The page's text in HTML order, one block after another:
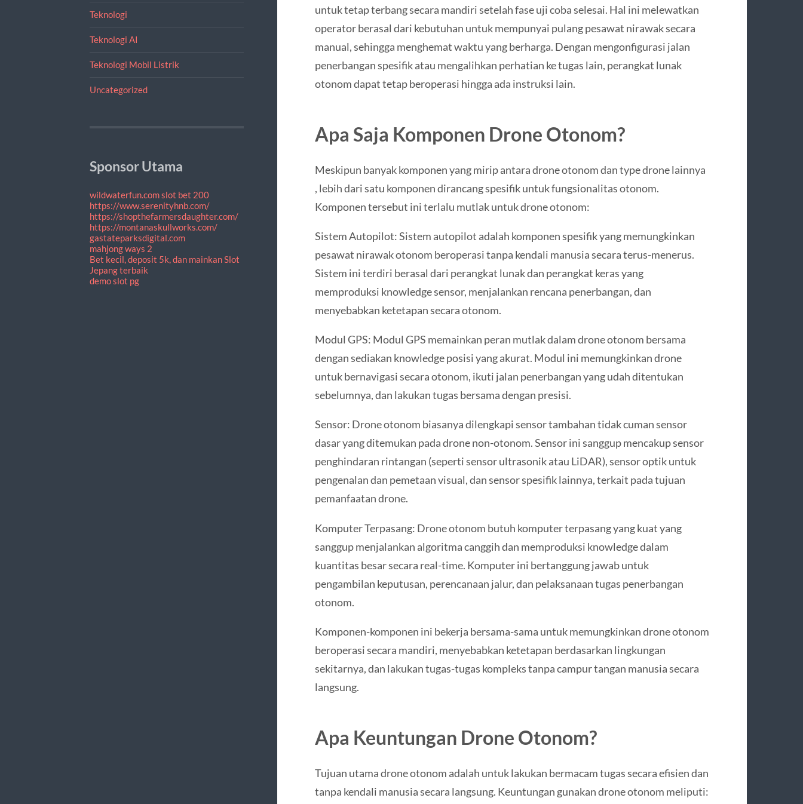
Teknologi
Teknologi AI
Teknologi Mobil Listrik
Uncategorized
Sponsor Utama
wildwaterfun.comslot bet 200
https://www.serenityhnb.com/
https://shopthefarmersdaughter.com/
https://montanaskullworks.com/
gastateparksdigital.com
mahjong ways 2
Bet kecil, deposit 5k, dan mainkan Slot
Jepang terbaik
demo slot pg
untuk tetap terbang secara mandiri setelah fase uji coba selesai. Hal ini melewatkan
operator berasal dari kebutuhan untuk mempunyai pulang pesawat nirawak secara
manual, sehingga menghemat waktu yang berharga. Dengan mengonfigurasi jalan
penerbangan spesifik atau mengalihkan perhatian ke tugas lain, perangkat lunak
otonom dapat tetap beroperasi hingga ada instruksi lain.
Apa Saja Komponen Drone Otonom?
Meskipun banyak komponen yang mirip antara drone otonom dan type drone lainnya
, lebih dari satu komponen dirancang spesifik untuk fungsionalitas otonom.
Komponen tersebut ini terlalu mutlak untuk drone otonom:
Sistem Autopilot: Sistem autopilot adalah komponen spesifik yang memungkinkan
pesawat nirawak otonom beroperasi tanpa kendali manusia secara terus-menerus.
Sistem ini terdiri berasal dari perangkat lunak dan perangkat keras yang
memproduksi knowledge sensor, menjalankan rencana penerbangan, dan
menyebabkan ketetapan secara otonom.
Modul GPS: Modul GPS memainkan peran mutlak dalam drone otonom bersama
dengan sediakan knowledge posisi yang akurat. Modul ini memungkinkan drone
untuk bernavigasi secara otonom, ikuti jalan penerbangan yang udah ditentukan
sebelumnya, dan lakukan tugas bersama dengan presisi.
Sensor: Drone otonom biasanya dilengkapi sensor tambahan tidak cuman sensor
dasar yang ditemukan pada drone non-otonom. Sensor ini sanggup mencakup sensor
penghindaran rintangan (seperti sensor ultrasonik atau LiDAR), sensor optik untuk
pengenalan dan pemetaan visual, dan sensor spesifik lainnya, terkait pada tujuan
pemanfaatan drone.
Komputer Terpasang: Drone otonom butuh komputer terpasang yang kuat yang
sanggup menjalankan algoritma canggih dan memproduksi knowledge dalam
kuantitas besar secara real-time. Komputer ini bertanggung jawab untuk
pengambilan keputusan, perencanaan jalur, dan pelaksanaan tugas penerbangan
otonom.
Komponen-komponen ini bekerja bersama-sama untuk memungkinkan drone otonom
beroperasi secara mandiri, menyebabkan ketetapan berdasarkan lingkungan
sekitarnya, dan lakukan tugas-tugas kompleks tanpa campur tangan manusia secara
langsung.
Apa Keuntungan Drone Otonom?
Tujuan utama drone otonom adalah untuk lakukan bermacam tugas secara efisien dan
tanpa kendali manusia secara langsung. Keuntungan gunakan drone otonom meliputi: